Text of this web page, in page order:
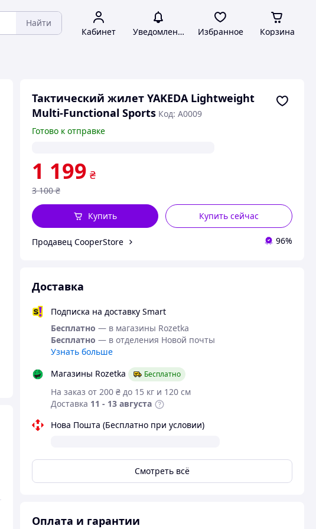
Найти
Кабинет Уведомления Избранное Корзина
Тактический жилет YAKEDA Lightweight
Multi-Functional Sports Код: A0009
Готово к отправке
1 199 ₴
3 100 ₴
Купить сейчас
Купить
Продавец CooperStore 96%
Доставка
Подписка на доставку Smart
Бесплатно — в магазины Rozetka
Бесплатно — в отделения Новой почты
Узнать больше
Магазины Rozetka
Бесплатно
На заказ от 200 ₴ до 15 кг и 120 см
Доставка 11 - 13 августа
Нова Пошта (Бесплатно при условии)
Смотреть всё
Оплата и гарантии